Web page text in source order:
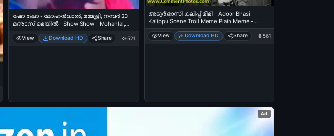
ഷോ ഷോ - മോഹന്‍ലാല്‍, മമ്മൂട്ടി, നമ്പര്‍ 20
മദ്രാസ്‌ മെയില്‍ - Show Show - Mohanlal,
Mammooti in Number 20 Madras Mail
View Download HD Share 521
അടൂര്‍ ഭാസി കലിപ്പ് മീമി - Adoor Bhasi
Kalippu Scene Troll Meme Plain Meme -
Anger Meme
View Download HD Share 561
Ad